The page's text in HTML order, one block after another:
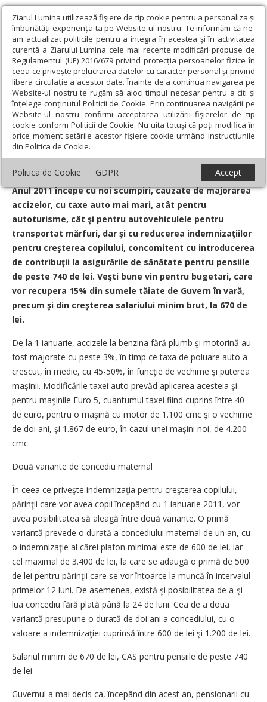
Ziarul Lumina utilizează fişiere de tip cookie pentru a personaliza și
îmbunătăți experiența ta pe Website-ul nostru. Te informăm că ne-
am actualizat politicile pentru a integra în acestea și în activitatea
curentă a Ziarului Lumina cele mai recente modificări propuse de
Regulamentul (UE) 2016/679 privind protecția persoanelor fizice în
ceea ce privește prelucrarea datelor cu caracter personal și privind
libera circulație a acestor date. Înainte de a continua navigarea pe
Website-ul nostru te rugăm să aloci timpul necesar pentru a citi și
înțelege conținutul Politicii de Cookie. Prin continuarea navigării pe
Website-ul nostru confirmi acceptarea utilizării fişierelor de tip
cookie conform Politicii de Cookie. Nu uita totuși că poți modifica în
orice moment setările acestor fişiere cookie urmând instrucțiunile
din Politica de Cookie.
Politica de Cookie GDPR Accept
Ziarul Lumina › Actualitate religioasă › Știri › 2011 debutează cu
scumpiri
2011 debutează cu scumpiri
Un articol de:Bogdan Cronţ -04 Ianuarie 2011
Anul 2011 începe cu noi scumpiri, cauzate de majorarea
accizelor, cu taxe auto mai mari, atât pentru
autoturisme, cât şi pentru autovehiculele pentru
transportat mărfuri, dar şi cu reducerea indemnizaţiilor
pentru creşterea copilului, concomitent cu introducerea
de contribuţii la asigurările de sănătate pentru pensiile
de peste 740 de lei. Veşti bune vin pentru bugetari, care
vor recupera 15% din sumele tăiate de Guvern în vară,
precum şi din creşterea salariului minim brut, la 670 de
lei.
De la 1 ianuarie, accizele la benzina fără plumb şi motorină au
fost majorate cu peste 3%, în timp ce taxa de poluare auto a
crescut, în medie, cu 45-50%, în funcţie de vechime şi puterea
maşinii. Modificările taxei auto prevăd aplicarea acesteia şi
pentru maşinile Euro 5, cuantumul taxei fiind cuprins între 40
de euro, pentru o maşină cu motor de 1.100 cmc şi o vechime
de doi ani, şi 1.867 de euro, în cazul unei maşini noi, de 4.200
cmc.
Două variante de concediu maternal
În ceea ce priveşte indemnizaţia pentru creşterea copilului,
părinţii care vor avea copii începând cu 1 ianuarie 2011, vor
avea posibilitatea să aleagă între două variante. O primă
variantă prevede o durată a concediului maternal de un an, cu
o indemnizaţie al cărei plafon minimal este de 600 de lei, iar
cel maximal de 3.400 de lei, la care se adaugă o primă de 500
de lei pentru părinţii care se vor întoarce la muncă în intervalul
primelor 12 luni. De asemenea, există şi posibilitatea de a-şi
lua concediu fără plată până la 24 de luni. Cea de a doua
variantă presupune o durată de doi ani a concediului, cu o
valoare a indemnizaţiei cuprinsă între 600 de lei şi 1.200 de lei.
Salariul minim de 670 de lei, CAS pentru pensiile de peste 740
de lei
Guvernul a mai decis ca, începând din acest an, pensionarii cu